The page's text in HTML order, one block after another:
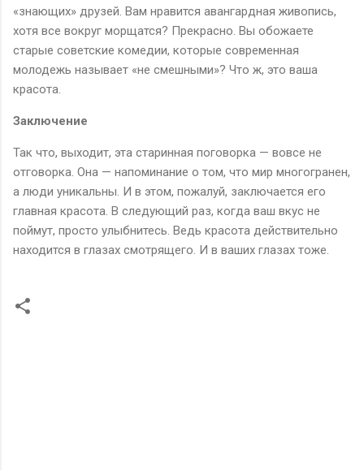
«знающих» друзей. Вам нравится авангардная живопись,
хотя все вокруг морщатся? Прекрасно. Вы обожаете
старые советские комедии, которые современная
молодежь называет «не смешными»? Что ж, это ваша
красота.
Заключение
Так что, выходит, эта старинная поговорка — вовсе не
отговорка. Она — напоминание о том, что мир многогранен,
а люди уникальны. И в этом, пожалуй, заключается его
главная красота. В следующий раз, когда ваш вкус не
поймут, просто улыбнитесь. Ведь красота действительно
находится в глазах смотрящего. И в ваших глазах тоже.